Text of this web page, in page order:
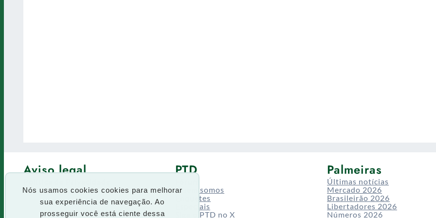
Nós usamos cookies cookies para melhorar
sua experiência de navegação. Ao
prosseguir você está ciente dessa
Aviso legal
Termos de uso
PTD
Quem somos
Enquetes
Especiais
Siga o PTD no X
Palmeiras
Últimas notícias
Mercado 2026
Brasileirão 2026
Libertadores 2026
Números 2026